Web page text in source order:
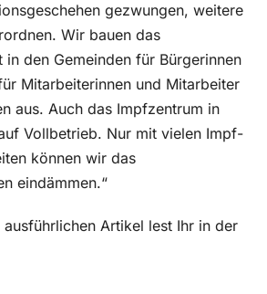
gezwungen, weitere
Wir bauen das
in den Gemeinden für Bürgerinnen
Mitarbeiterinnen und Mitarbeiter
aus. Auch das Impfzentrum in
Vollbetrieb. Nur mit vielen Impf-
können wir das
eindämmen.“
ausführlichen Artikel lest Ihr in der